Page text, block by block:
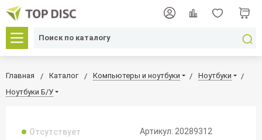
Главная Каталог Компьютеры и ноутбуки
Ноутбуки
Ноутбуки Б/У
Отсутствует Артикул: 20289312